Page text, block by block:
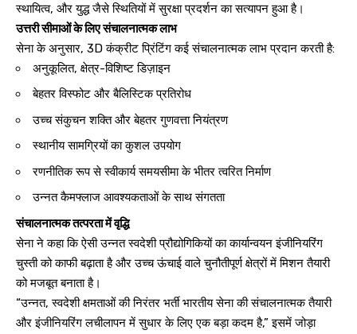
स्थायित्व, और युद्ध जैसे स्थितियों में सुरक्षा प्रदर्शन का सत्यापन हुआ है।
उत्तरी सीमाओं के लिए संचालनात्मक लाभ
सेना के अनुसार, 3D कंक्रीट प्रिंटिंग कई संचालनात्मक लाभ प्रदान करती है:
अनुकूलित, क्षेत्र-विशिष्ट डिज़ाइन
बेहतर विस्फोट और बैलिस्टिक प्रतिरोध
उच्च संकुचन शक्ति और बेहतर गुणवत्ता नियंत्रण
स्थानीय सामग्रियों का कुशल उपयोग
रणनीतिक रूप से स्वीकार्य समयसीमा के भीतर त्वरित निर्माण
उन्नत कैमफ्लाज आवश्यकताओं के साथ संगतता
संचालनात्मक तत्परता में वृद्धि
सेना ने कहा कि ऐसी उन्नत स्वदेशी प्रौद्योगिकियों का कार्यान्वयन इंजीनियरिंग
चुस्ती को काफी बढ़ाता है और उच्च ऊंचाई वाले चुनौतीपूर्ण क्षेत्रों में मिशन तैयारी
को मजबूत बनाता है।
“उन्नत, स्वदेशी क्षमताओं की निरंतर भर्ती भारतीय सेना की संचालनात्मक तैयारी
और इंजीनियरिंग लचीलापन में सुधार के लिए एक बड़ा कदम है,” इसमें जोड़ा